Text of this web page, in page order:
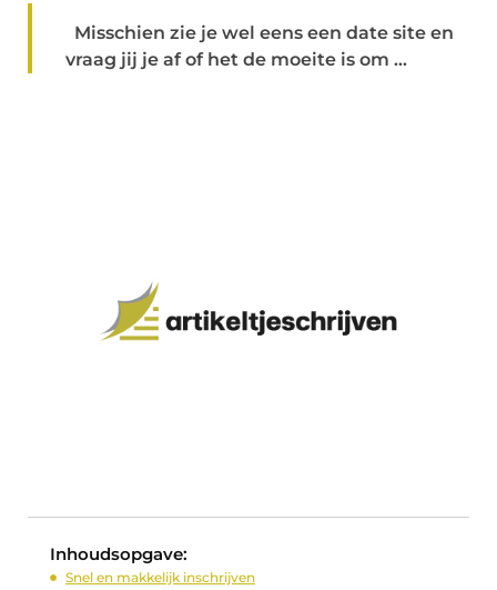
Misschien zie je wel eens een date site en
vraag jij je af of het de moeite is om ...
Inhoudsopgave:
Snel en makkelijk inschrijven